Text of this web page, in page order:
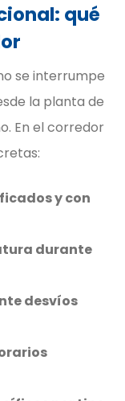
qué
se interrumpe
la planta de
En el corredor
y con
durante
desvíos